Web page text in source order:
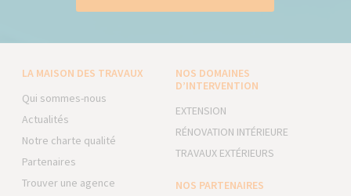
LA MAISON DES TRAVAUX
Qui sommes-nous
Actualités
Notre charte qualité
Partenaires
Trouver une agence
NOS DOMAINES
D’INTERVENTION
EXTENSION
RÉNOVATION INTÉRIEURE
TRAVAUX EXTÉRIEURS
NOS PARTENAIRES